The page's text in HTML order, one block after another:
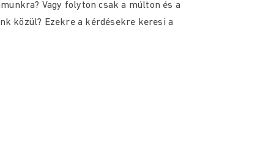
Vagy folyton csak a múlton és a
közül? Ezekre a kérdésekre keresi a